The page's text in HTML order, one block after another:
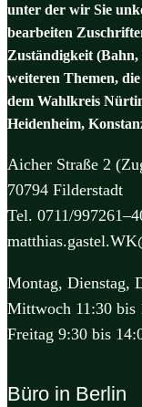
unter der wir Sie
bearbeiten
Zuständigkeit
weiteren Themen,
dem Wahlkreis
Heidenheim,
Aicher Straße 2
70794 Filderstadt
Tel. 0711/
Montag, Dienstag,
Mittwoch 11:30 bis
Freitag 9:30 bis
Büro in Berlin